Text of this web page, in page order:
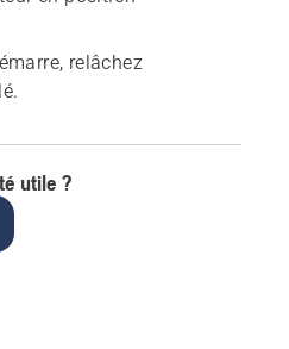
relâchez
utile ?